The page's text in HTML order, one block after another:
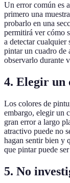
Un error común es
primero una
probarlo en una
permitirá ver cómo
a detectar cualquier
pintar un cuadro de
observarlo durante
4. Elegir un
Los colores de
embargo, elegir un
gran error a largo
atractivo puede no
hagan sentir bien y
que pintar puede
5. No